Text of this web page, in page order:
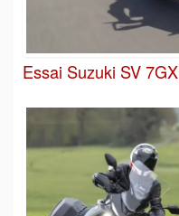
Essai Suzuki SV 7GX